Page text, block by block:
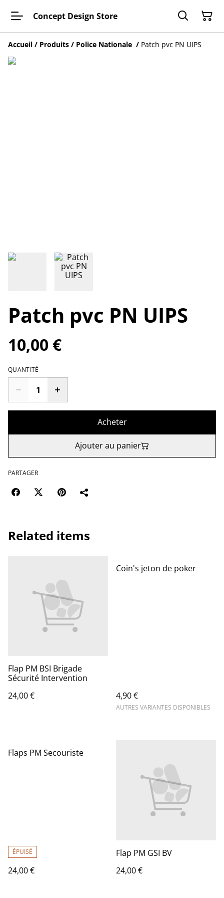
Concept Design Store
Accueil / Produits / Police Nationale / Patch pvc PN UIPS
Patch pvc PN UIPS
10,00 €
QUANTITÉ
Acheter
Ajouter au panier
PARTAGER
Related items
Flap PM BSI Brigade
Sécurité Intervention
24,00 €
Coin's jeton de poker
4,90 €
AUTRES VARIANTES DISPONIBLES
Flaps PM Secouriste
ÉPUISÉ
24,00 €
Flap PM GSI BV
24,00 €